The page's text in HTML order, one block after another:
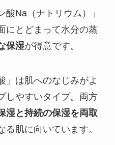
酸Na（ナトリウム）」
にとどまって水分の蒸
保湿が得意です。
」は肌へのなじみがよ
しやすいタイプ。両方
湿と持続の保湿を両取
る肌に向いています。